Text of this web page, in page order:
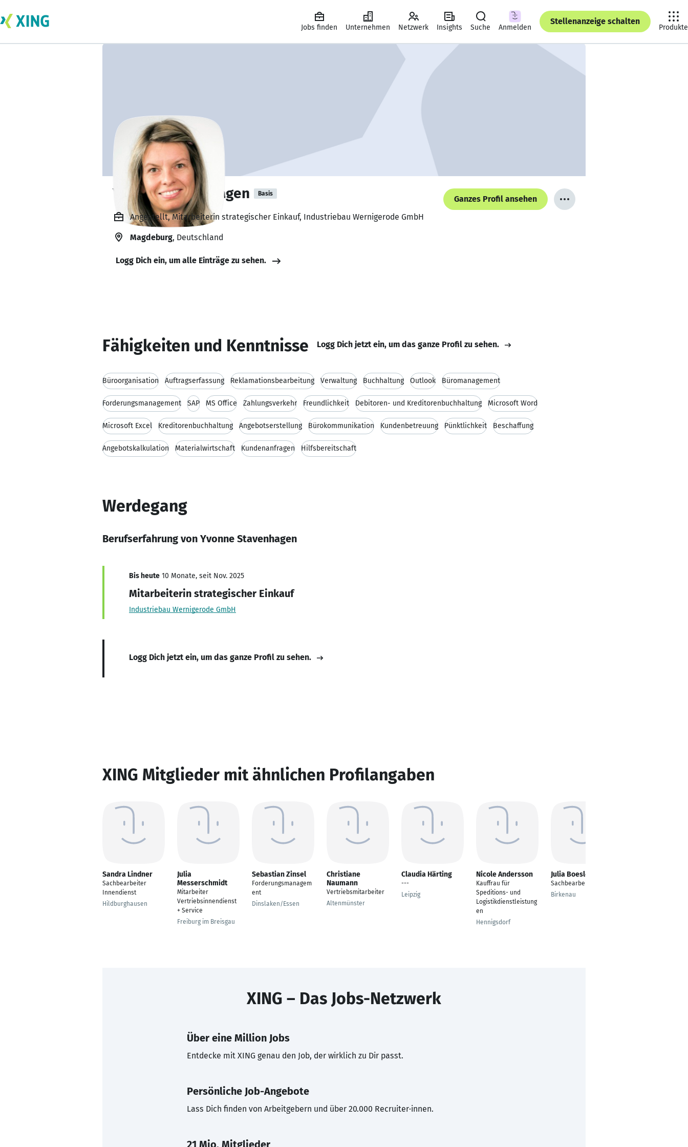
Jobs finden Unternehmen Netzwerk Insights Suche Anmelden
Stellenanzeige schalten
Produkte
Yvonne Stavenhagen Basis
Ganzes Profil ansehen
Angestellt, Mitarbeiterin strategischer Einkauf, Industriebau Wernigerode GmbH
Magdeburg, Deutschland
Logg Dich ein, um alle Einträge zu sehen.
Fähigkeiten und Kenntnisse Logg Dich jetzt ein, um das ganze Profil zu sehen.
Büroorganisation Auftragserfassung Reklamationsbearbeitung Verwaltung Buchhaltung Outlook Büromanagement
Forderungsmanagement SAP MS Office Zahlungsverkehr Freundlichkeit Debitoren- und Kreditorenbuchhaltung Microsoft Word
Microsoft Excel Kreditorenbuchhaltung Angebotserstellung Bürokommunikation Kundenbetreuung Pünktlichkeit Beschaffung
Angebotskalkulation Materialwirtschaft Kundenanfragen Hilfsbereitschaft
Werdegang
Berufserfahrung von Yvonne Stavenhagen
Bis heute 10 Monate, seit Nov. 2025
Mitarbeiterin strategischer Einkauf
Industriebau Wernigerode GmbH
Logg Dich jetzt ein, um das ganze Profil zu sehen.
XING Mitglieder mit ähnlichen Profilangaben
Sandra Lindner
Sachbearbeiter
Innendienst
Hildburghausen
Julia
Messerschmidt
Mitarbeiter
Vertriebsinnendienst
+ Service
Freiburg im Breisgau
Sebastian Zinsel
Forderungsmanagem
ent
Dinslaken/Essen
Christiane
Naumann
Vertriebsmitarbeiter
Altenmünster
Claudia Härting
---
Leipzig
Nicole Andersson
Kauffrau für
Speditions- und
Logistikdienstleistung
en
Hennigsdorf
Julia Boesler
Sachbearbeiterin
Birkenau
XING – Das Jobs-Netzwerk
Über eine Million Jobs
Entdecke mit XING genau den Job, der wirklich zu Dir passt.
Persönliche Job-Angebote
Lass Dich finden von Arbeitgebern und über 20.000 Recruiter·innen.
21 Mio. Mitglieder